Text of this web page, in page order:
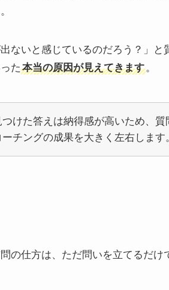
出ないと感じているのだろう？」
た 本当の原因が見えてきます。
つけた答えは納得感が高いため、
チングの成果を大きく左右します
の仕方は、ただ問いを立てるだけ